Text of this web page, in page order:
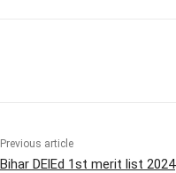
Previous article
Bihar DElEd 1st merit list 2024